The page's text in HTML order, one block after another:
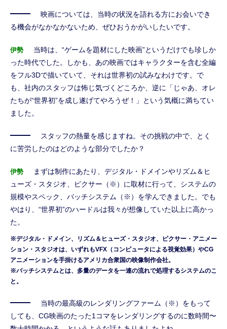
映画については、当時の状況を語れる方にお会いでき
る機会がなかなかないため、ぜひおうかがいしたいです。
伊勢
当時は、“ゲームを題材にした映画”というだけでも珍しか
った時代でした。しかも、あの映画ではキャラクターを含む全編
をフル3Dで描いていて、それは世界初の試みなわけです。で
も、社内のスタッフは怖じ気づくどころか、逆に「じゃあ、オレ
たちが“世界初”を成し遂げてやろうぜ！」という気概に満ちてい
ました。
スタッフの熱量を感じますね。その挑戦の中で、とく
に苦労したのはどのような部分でしたか？
伊勢
まずは制作にあたり、デジタル・ドメインやリズム＆ヒ
ューズ・スタジオ、ピクサー（※）に取材に行って、システムの
規模やスペック、バッチシステム（※）を学んできました。でも
やはり、“世界初”のハードルは我々が想像していた以上に高かっ
た。
※デジタル・ドメイン、リズム＆ヒューズ・スタジオ、ピクサー・アニメー
ション・スタジオは、いずれもVFX（コンピュータによる視覚効果）やCG
アニメーションを手掛けるアメリカ合衆国の映像制作会社。
※バッチシステムとは、多量のデータを一連の流れで処理するシステムのこ
と。
当時の最高級のレンダリングファーム（※）をもって
しても、CG映画のたった1コマをレンダリングするのに数時間〜